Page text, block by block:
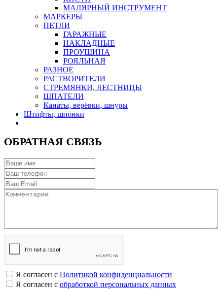
МАЛЯРНЫЙ ИНСТРУМЕНТ
МАРКЕРЫ
ПЕТЛИ
ГАРАЖНЫЕ
НАКЛАДНЫЕ
ПРОУШИНА
РОЯЛЬНАЯ
РАЗНОЕ
РАСТВОРИТЕЛИ
СТРЕМЯНКИ, ЛЕСТНИЦЫ
ШПАТЕЛИ
Канаты, верёвки, шнуры
Штифты, шпонки
ОБРАТНАЯ СВЯЗЬ
Я согласен с Политикой конфиденциальности
Я согласен с обработкой персональных данных